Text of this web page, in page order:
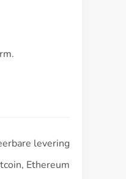
levering
Ethereum